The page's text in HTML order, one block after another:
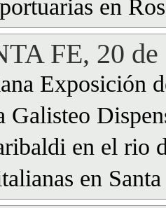
portuarias en
FE, 20
Exposición
Galisteo
en el rio
en